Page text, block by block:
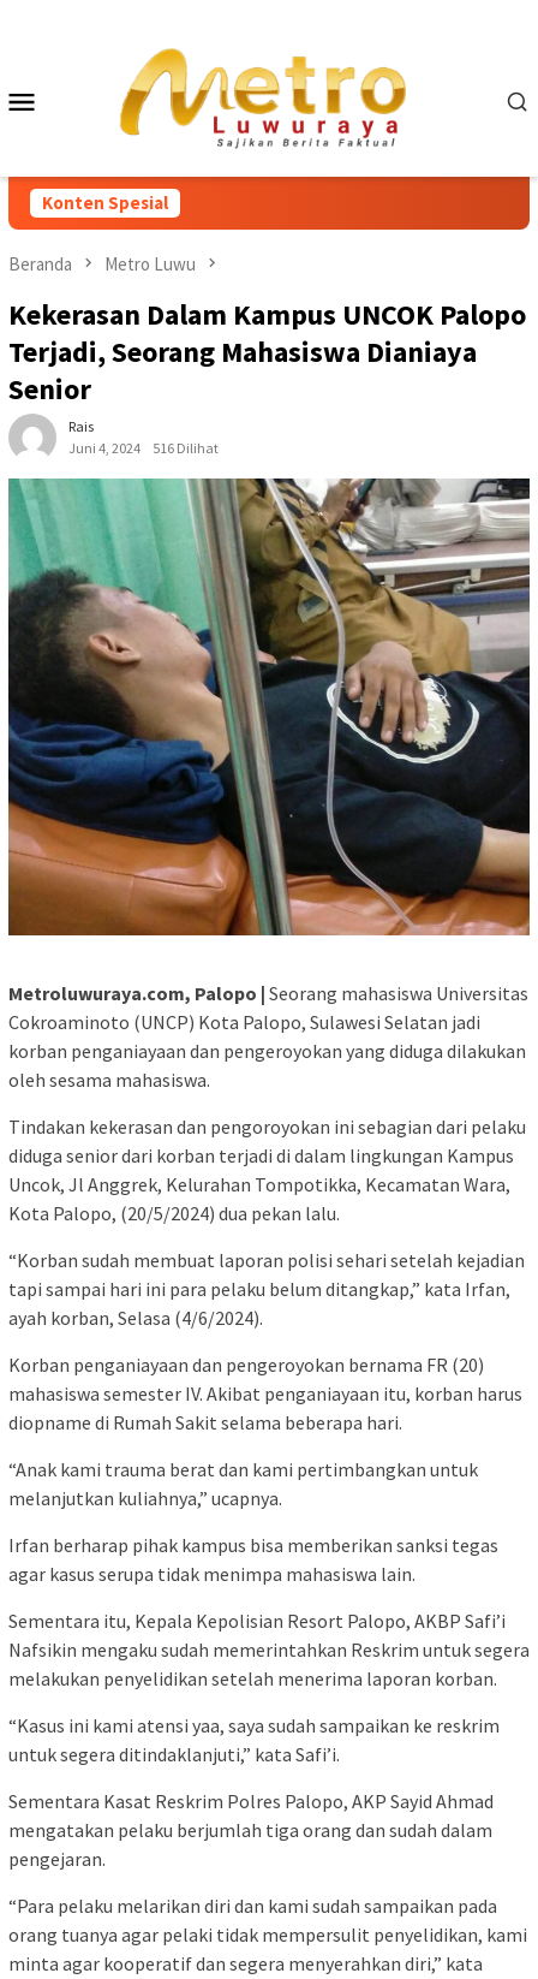
Mobile
Konten Spesial
Beranda Metro Luwu
Kekerasan Dalam Kampus UNCOK Palopo
Terjadi, Seorang Mahasiswa Dianiaya
Senior
Rais
Juni 4, 2024
516 Dilihat
Metroluwuraya.com, Palopo | Seorang mahasiswa Universitas
Cokroaminoto (UNCP) Kota Palopo, Sulawesi Selatan jadi
korban penganiayaan dan pengeroyokan yang diduga dilakukan
oleh sesama mahasiswa.
Tindakan kekerasan dan pengoroyokan ini sebagian dari pelaku
diduga senior dari korban terjadi di dalam lingkungan Kampus
Uncok, Jl Anggrek, Kelurahan Tompotikka, Kecamatan Wara,
Kota Palopo, (20/5/2024) dua pekan lalu.
“Korban sudah membuat laporan polisi sehari setelah kejadian
tapi sampai hari ini para pelaku belum ditangkap,” kata Irfan,
ayah korban, Selasa (4/6/2024).
Korban penganiayaan dan pengeroyokan bernama FR (20)
mahasiswa semester IV. Akibat penganiayaan itu, korban harus
diopname di Rumah Sakit selama beberapa hari.
“Anak kami trauma berat dan kami pertimbangkan untuk
melanjutkan kuliahnya,” ucapnya.
Irfan berharap pihak kampus bisa memberikan sanksi tegas
agar kasus serupa tidak menimpa mahasiswa lain.
Sementara itu, Kepala Kepolisian Resort Palopo, AKBP Safi’i
Nafsikin mengaku sudah memerintahkan Reskrim untuk segera
melakukan penyelidikan setelah menerima laporan korban.
“Kasus ini kami atensi yaa, saya sudah sampaikan ke reskrim
untuk segera ditindaklanjuti,” kata Safi’i.
Sementara Kasat Reskrim Polres Palopo, AKP Sayid Ahmad
mengatakan pelaku berjumlah tiga orang dan sudah dalam
pengejaran.
“Para pelaku melarikan diri dan kami sudah sampaikan pada
orang tuanya agar pelaki tidak mempersulit penyelidikan, kami
minta agar kooperatif dan segera menyerahkan diri,” kata